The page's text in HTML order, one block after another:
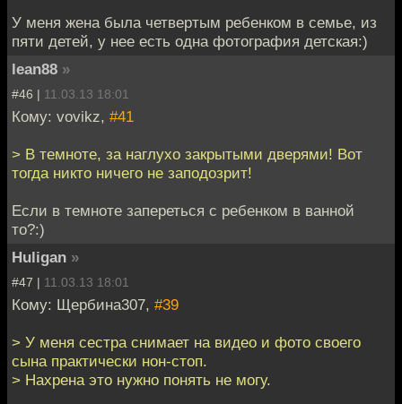
У меня жена была четвертым ребенком в семье, из
пяти детей, у нее есть одна фотография детская:)
lean88 »
#46 | 11.03.13 18:01
Кому: vovikz, #41
> В темноте, за наглухо закрытыми дверями! Вот
тогда никто ничего не заподозрит!
Если в темноте запереться с ребенком в ванной
то?:)
Huligan »
#47 | 11.03.13 18:01
Кому: Щербина307, #39
> У меня сестра снимает на видео и фото своего
сына практически нон-стоп.
> Нахрена это нужно понять не могу.